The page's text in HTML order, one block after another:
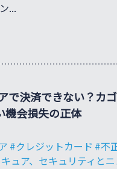
...
で決済できない？カ
機会損失の正体
クレジットカード
不
ュア、セキュリティと